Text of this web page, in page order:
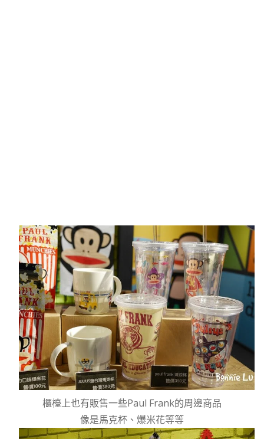
櫃檯上也有販售一些Paul Frank的周邊商品
像是馬克杯、爆米花等等